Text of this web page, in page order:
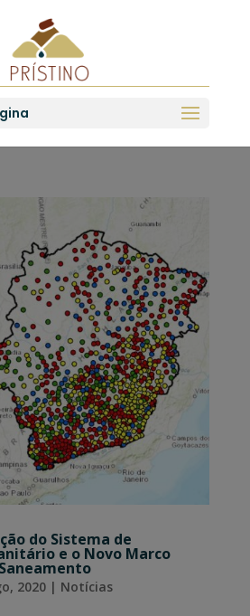
do Sistema de
e o Novo Marco
2020| Notícias